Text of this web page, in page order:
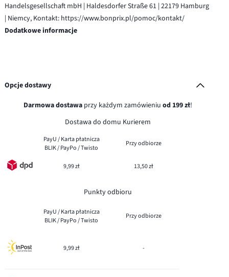
Handelsgesellschaft mbH | Haldesdorfer Straße 61 | 22179 Hamburg
| Niemcy, Kontakt: https://www.bonprix.pl/pomoc/kontakt/
Dodatkowe informacje
Opcje dostawy
Darmowa dostawaprzy każdym zamówieniu od 199 zł!
Dostawa do domu Kurierem
PayU / Karta płatnicza
BLIK / PayPo / Twisto
Przy odbiorze
9,99 zł 13,50 zł
Punkty odbioru
PayU / Karta płatnicza
BLIK / PayPo / Twisto
Przy odbiorze
9,99 zł -